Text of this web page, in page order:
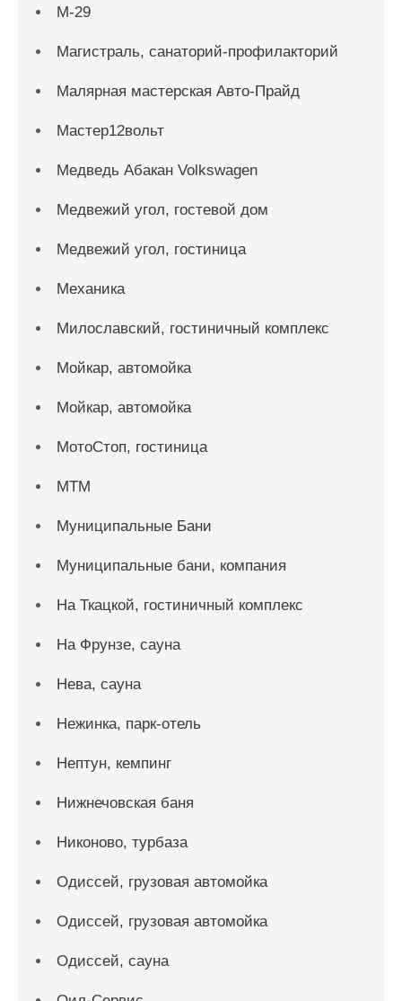
М-29
Магистраль, санаторий-профилакторий
Малярная мастерская Авто-Прайд
Мастер12вольт
Медведь Абакан Volkswagen
Медвежий угол, гостевой дом
Медвежий угол, гостиница
Механика
Милославский, гостиничный комплекс
Мойкар, автомойка
Мойкар, автомойка
МотоСтоп, гостиница
МТМ
Муниципальные Бани
Муниципальные бани, компания
На Ткацкой, гостиничный комплекс
На Фрунзе, сауна
Нева, сауна
Нежинка, парк-отель
Нептун, кемпинг
Нижнечовская баня
Никоново, турбаза
Одиссей, грузовая автомойка
Одиссей, грузовая автомойка
Одиссей, сауна